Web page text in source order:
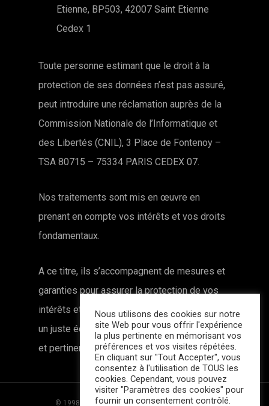
Etienne, BP503, 42007 Saint Etienne
Cedex 1
Toute personne estimant que le droit à la
protection de ses données n’est pas assuré,
peut introduire une réclamation auprès de la
Commission Nationale de l’Informatique et
des Libertés (CNIL), 3 Place de Fontenoy –
TSA 80715 – 75334 PARIS CEDEX 07.
Nos traitements sont mis en œuvre en
prenant en compte vos intérêts et vos droits
fondamentaux.
A ce titre, ils s’accompagnent de mesures et
garanties pour assurer la protection de vos
intérêts et de vos droits, tout en établissant
un juste équilibre avec les intérêts légitimes
et pertinent que nous poursuivons.
© 1998-2025 Tous droits réservés |
Nous utilisons des cookies sur notre
site Web pour vous offrir l'expérience
la plus pertinente en mémorisant vos
préférences et vos visites répétées.
En cliquant sur "Tout Accepter", vous
consentez à l'utilisation de TOUS les
cookies. Cependant, vous pouvez
visiter "Paramètres des cookies" pour
fournir un consentement contrôlé.